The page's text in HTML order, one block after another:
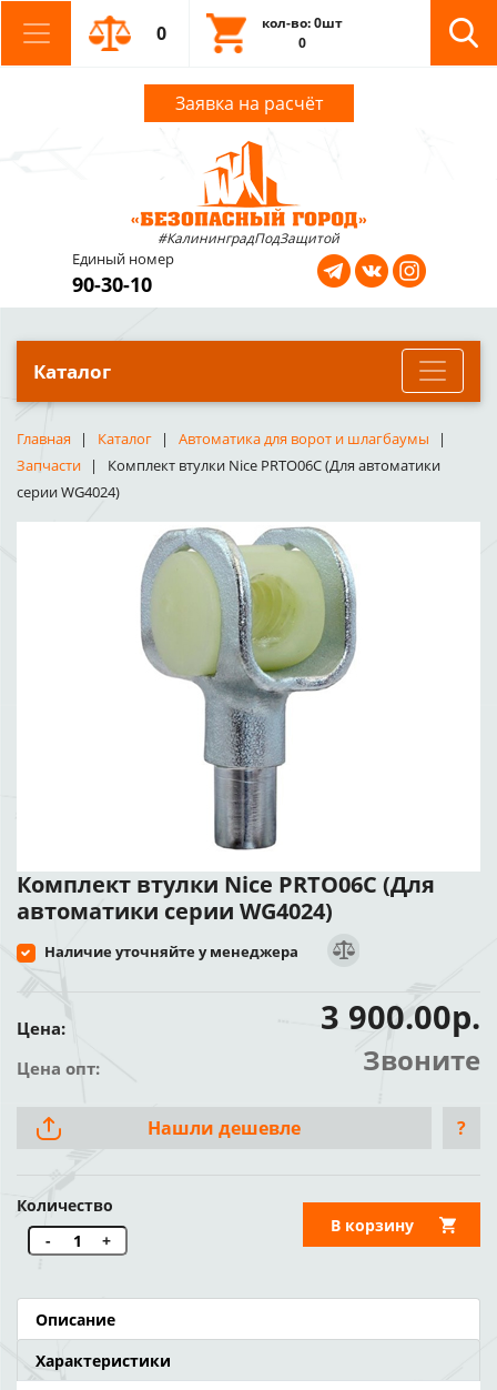
0
кол-во: 0шт
0
Заявка на расчёт
#КалининградПодЗащитой
Единый номер
90-30-10
Каталог
Главная Каталог
Автоматика для ворот и шлагбаумы
Запчасти
Комплект втулки Nice PRTO06C (Для автоматики
серии WG4024)
Комплект втулки Nice PRTO06C (Для
автоматики серии WG4024)
Наличие уточняйте у менеджера
Цена: 3 900.00р.
Цена опт: Звоните
Нашли дешевле ?
Количество
-
+
В корзину
Описание
Характеристики